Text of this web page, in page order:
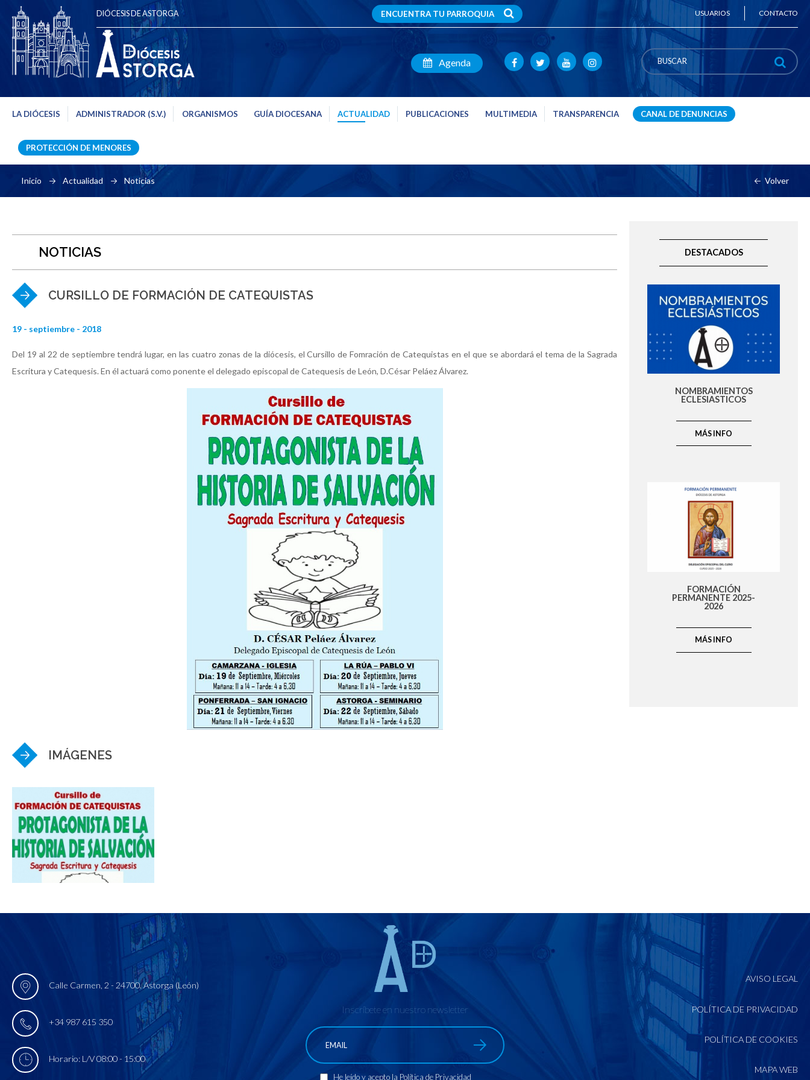
DIÓCESIS DE ASTORGA USUARIOS CONTACTO
ENCUENTRA TU PARROQUIA
Agenda
LA DIÓCESIS ADMINISTRADOR (S.V.) ORGANISMOS GUÍA DIOCESANA ACTUALIDAD PUBLICACIONES MULTIMEDIA TRANSPARENCIA CANAL DE DENUNCIAS
PROTECCIÓN DE MENORES
Inicio Actualidad Noticias Volver
NOTICIAS
CURSILLO DE FORMACIÓN DE CATEQUISTAS
19 - septiembre - 2018
Del 19 al 22 de septiembre tendrá lugar, en las cuatro zonas de la diócesis, el Cursillo de Fomración de Catequistas en el que se abordará el tema de la Sagrada
Escritura y Catequesis. En él actuará como ponente el delegado episcopal de Catequesis de León, D.César Peláez Álvarez.
IMÁGENES
DESTACADOS
NOMBRAMIENTOS
ECLESIASTICOS
MÁS INFO
FORMACIÓN
PERMANENTE 2025-
2026
MÁS INFO
Calle Carmen, 2 - 24700. Astorga (León)
+34 987 615 350
Horario: L/V 08:00 - 15:00
Inscríbete en nuestro newsletter
He leído y acepto la Política de Privacidad
AVISO LEGAL
POLÍTICA DE PRIVACIDAD
POLÍTICA DE COOKIES
MAPA WEB